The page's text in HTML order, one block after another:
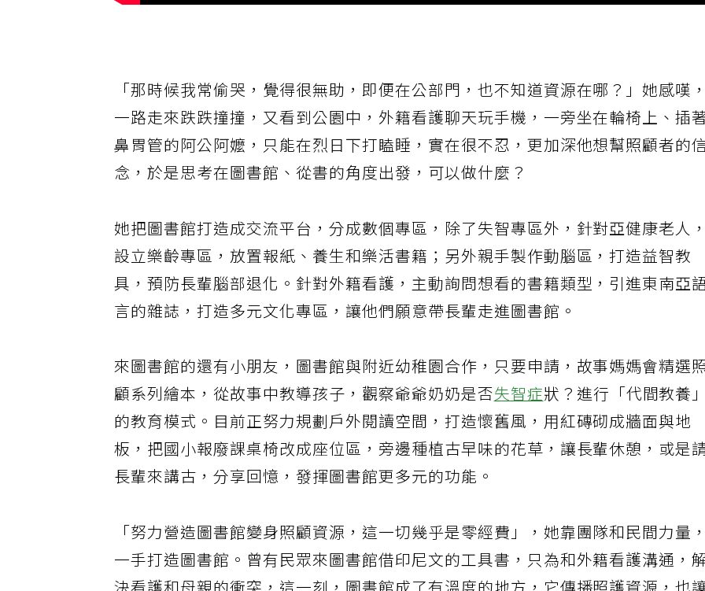
「那時候我常偷哭，覺得很無助，即便在公部門，也不知道資源在哪？」她感嘆，
一路走來跌跌撞撞，又看到公園中，外籍看護聊天玩手機，一旁坐在輪椅上、插著
鼻胃管的阿公阿嬤，只能在烈日下打瞌睡，實在很不忍，更加深他想幫照顧者的信
念，於是思考在圖書館、從書的角度出發，可以做什麼？
她把圖書館打造成交流平台，分成數個專區，除了失智專區外，針對亞健康老人，
設立樂齡專區，放置報紙、養生和樂活書籍；另外親手製作動腦區，打造益智教
具，預防長輩腦部退化。針對外籍看護，主動詢問想看的書籍類型，引進東南亞語
言的雜誌，打造多元文化專區，讓他們願意帶長輩走進圖書館。
來圖書館的還有小朋友，圖書館與附近幼稚園合作，只要申請，故事媽媽會精選
顧系列繪本，從故事中教導孩子，觀察爺爺奶奶是否失智症狀？進行「代間教養」
的教育模式。目前正努力規劃戶外閱讀空間，打造懷舊風，用紅磚砌成牆面與地
板，把國小報廢課桌椅改成座位區，旁邊種植古早味的花草，讓長輩休憩，或是
長輩來講古，分享回憶，發揮圖書館更多元的功能。
「努力營造圖書館變身照顧資源，這一切幾乎是零經費」，她靠團隊和民間力量，
一手打造圖書館。曾有民眾來圖書館借印尼文的工具書，只為和外籍看護溝通，解